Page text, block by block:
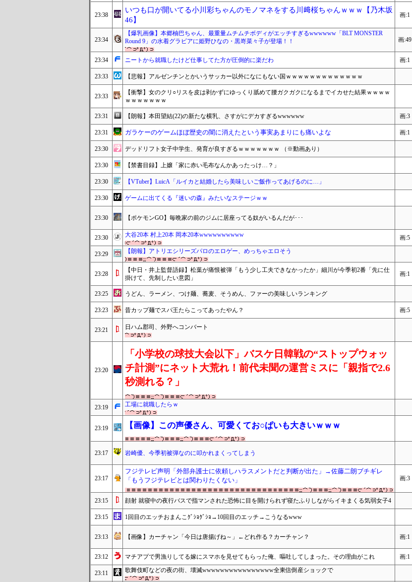
23:38
いつも口が開いてる小川彩ちゃんのモノマネをする川﨑桜ちゃんｗｗｗ【乃木坂
46】
画:1
23:34
【爆乳画像】本郷柚巴ちゃん、最重量ムチムチボディがエッチすぎるwwwwww「BLT MONSTER
Round 9」の水着グラビアに姫野ひなの・黒嵜菜々子が登場！！
画:49
23:34 ニートから就職したけど仕事してた方が圧倒的に楽だわ 画:1
23:33 【悲報】アルゼンチンとかいうサッカー以外になにもない国ｗｗｗｗｗｗｗｗｗｗｗｗｗ
23:33
【衝撃】女のクリ○リスを皮は剥かずにゆっくり舐めて腰ガクガクになるまでイカせた結果ｗｗｗｗ
ｗｗｗｗｗｗｗ
23:31 【朗報】本田望結(22)の新たな横乳、さすがにデカすぎるwwwwww 画:3
23:31 ガラケーのゲームほぼ歴史の闇に消えたという事実あまりにも痛いよな 画:1
23:30 デッドリフト女子中学生、発育が良すぎるｗｗｗｗｗｗｗ （※動画あり）
23:30 【禁書目録】上嬢「家に赤い毛布なんかあったっけ…？」
23:30 【VTuber】LuicA「ルイカと結婚したら美味しいご飯作ってあげるのに…」
23:30 ゲームに出てくる『迷いの森』みたいなステージｗｗ
23:30 【ポケモンGO】毎晩家の前のジムに居座ってる奴がいるんだが･･･
23:30 大谷20本 村上20本 岡本20本wwwwwwwwww 画:5
23:29 【朗報】アトリエシリーズパロのエロゲー、めっちゃエロそう
23:28
【中日・井上監督語録】松葉が痛恨被弾「もう少し工夫できなかったか」細川が今季初2番「先に仕
掛けて、先制したい意図」
画:1
23:25 うどん、ラーメン、つけ麺、蕎麦、そうめん、ファーの美味しいランキング
23:23 昔カップ麺でスパ王たらこってあったやん？ 画:5
23:21 日ハム郡司、外野へコンバート
23:20
「小学校の球技大会以下」バスケ日韓戦の“ストップウォッ
チ計測”にネット大荒れ！前代未聞の運営ミスに「親指で2.6
秒測れる？」
23:19 工場に就職したらｗ
23:19 【画像】この声優さん、可愛くてお○ぱいも大きいｗｗｗ
23:17 岩崎優、今季初被弾なのに叩かれまくってしまう
23:17
フジテレビ声明「外部弁護士に依頼しハラスメントだと判断が出た」→佐藤二朗ブチギレ
「もうフジテレビとは関わりたくない」
画:3
23:15 顔射 就寝中の夜行バスで指マンされた恐怖に目を開けられず寝たふりしながらイキまくる気弱女子4
23:15 1回目のエッチおまんこｸﾞｼｮｸﾞｼｮ→10回目のエッチ→こうなるwww
23:13 【画像】カーチャン「今日は唐揚げね～」←どれ作る？カーチャン？ 画:1
23:12 マチアプで男漁りしてる嫁にスマホを見せてもらった俺、嘔吐してしまった。その理由がこれ 画:1
23:11 歌舞伎町などの夜の街、壊滅wwwwwwwwwwwwwwww全東信倒産ショックで